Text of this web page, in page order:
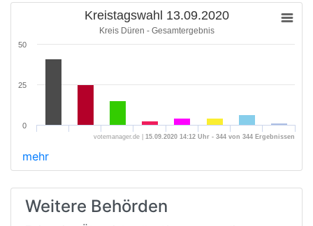
Kreistagswahl 13.09.2020
Kreis Düren - Gesamtergebnis
0
25
50
votemanager.de | 15.09.2020 14:12 Uhr - 344 von 344 Ergebnissen
mehr
Weitere Behörden